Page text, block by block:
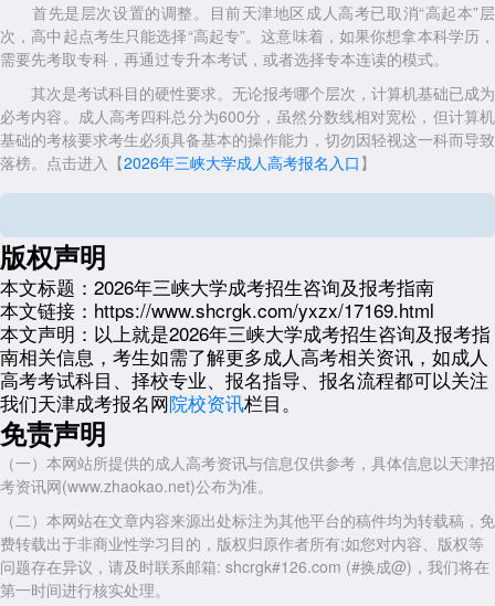
首先是层次设置的调整。目前天津地区成人高考已取消“高起本”层
次，高中起点考生只能选择“高起专”。这意味着，如果你想拿本科学历，
需要先考取专科，再通过专升本考试，或者选择专本连读的模式。
其次是考试科目的硬性要求。无论报考哪个层次，计算机基础已成为
必考内容。成人高考四科总分为600分，虽然分数线相对宽松，但计算机
基础的考核要求考生必须具备基本的操作能力，切勿因轻视这一科而导致
落榜。 点击进入【2026年三峡大学成人高考报名入口 】
天津达闻培训——学历提升的可靠选择
在信息繁杂的当下，选择一个正规、靠谱的助学平台是成功的关键。
天津达闻教育信息咨询有限公司成立于2013年，是经天津市主管部门备
案的正规成人教育教学点。我们严格执行党和国家的教育方针，依法经
营，与天津多所高校建立校外教学点合作关系，累计服务数千名在职人员
及在校专科生完成学历提升。
机构现设南开、西青两个标准化校区，配备多媒体空调教室，办学环
境一流。业务覆盖成人高考、自学考试、国家开放大学、英语等级考试及
各类职业技能培训，专业门类涵盖师范、经管、理工、农学、医药等学
科。我们坚持“线上+面授”融合教学模式，并配备一对一教务老师全程服
务，有效解决在职学员的工学矛盾，致力于打造天津最专业的成人教育培
训品牌。
2026年
天津成人高考报考在即，希望各位考生紧扣“无高起本”、“必
考计算机”等政策重点，通过正规渠道获取资讯，稳妥迈出学历提升的每
一步。
展开全文
版权声明
本文标题： 2026年三峡大学成考招生咨询及报考指南
本文链接： https://www.shcrgk.com/yxzx/17169.html
本文声明： 以上就是2026年三峡大学成考招生咨询及报考指
南相关信息，考生如需了解更多成人高考相关资讯，如成人
高考考试科目、择校专业、报名指导、报名流程都可以关注
我们天津成考报名网院校资讯栏目。
免责声明
（一）本网站所提供的成人高考资讯与信息仅供参考，具体信息以天津招
考资讯网(www.zhaokao.net)公布为准。
（二）本网站在文章内容来源出处标注为其他平台的稿件均为转载稿，免
费转载出于非商业性学习目的，版权归原作者所有;如您对内容、版权等
问题存在异议，请及时联系邮箱: shcrgk#126.com (#换成@)，我们将在
第一时间进行核实处理。